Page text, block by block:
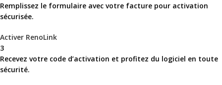
Remplissez le formulaire avec votre facture pour activation
sécurisée.
Activer RenoLink
3
Recevez votre code d’activation et profitez du logiciel en toute
sécurité.